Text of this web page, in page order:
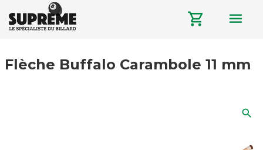
shopping_cart menu
Flèche Buffalo Carambole 11 mm
search